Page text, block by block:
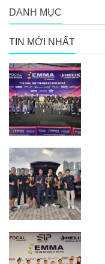
DANH MỤC
TIN MỚI NHẤT